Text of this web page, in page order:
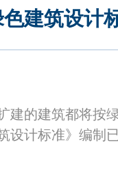
建筑设计
的建筑都将按
设计标准》编制